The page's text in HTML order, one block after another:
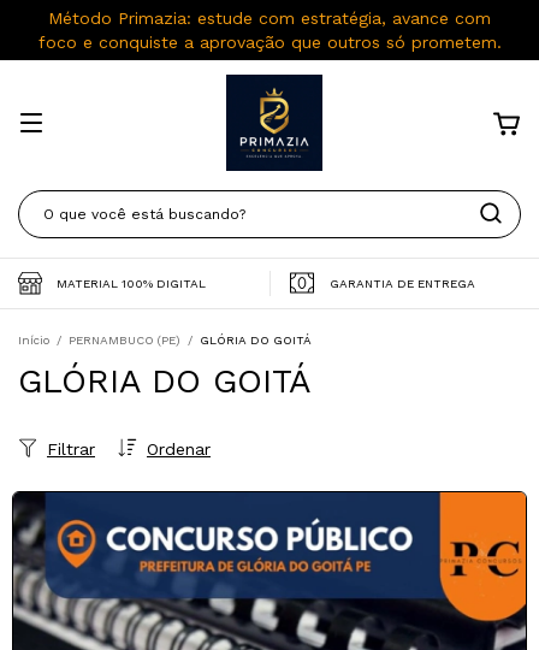
Método Primazia: estude com estratégia, avance com
foco e conquiste a aprovação que outros só prometem.
MATERIAL 100% DIGITAL GARANTIA DE ENTREGA
Início / PERNAMBUCO (PE) / GLÓRIA DO GOITÁ
GLÓRIA DO GOITÁ
Ordenar
Filtrar